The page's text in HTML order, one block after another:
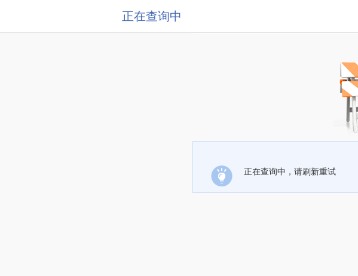
正在查询中
正在查询中，请刷新重试